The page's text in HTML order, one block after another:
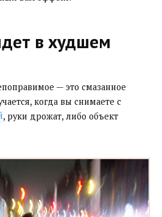
в худшем
— это смазанное
когда вы снимаете с
, руки дрожат, либо объект